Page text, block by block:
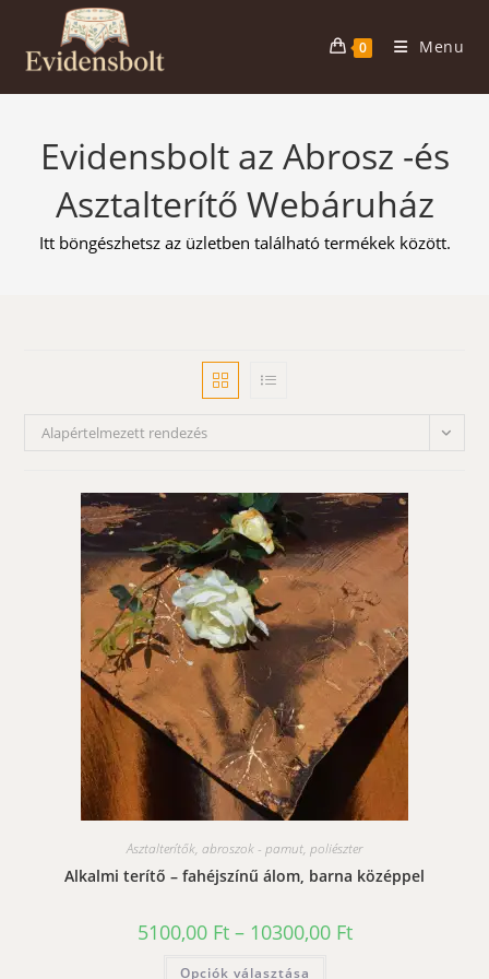
content
0 Menu
Evidensbolt az Abrosz -és
Asztalterítő Webáruház
Itt böngészhetsz az üzletben található termékek között.
Alapértelmezett rendezés
Asztalterítők, abroszok - pamut, poliészter
Alkalmi terítő – fahéjszínű álom, barna középpel
5100,00 Ft – 10300,00 FtÁrtartomány:
5100,00 Ft
Opciók választása